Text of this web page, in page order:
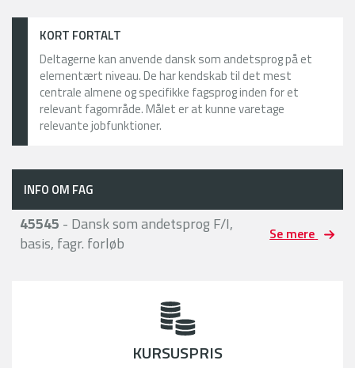
KORT FORTALT
Deltagerne kan anvende dansk som andetsprog på et
elementært niveau. De har kendskab til det mest
centrale almene og specifikke fagsprog inden for et
relevant fagområde. Målet er at kunne varetage
relevante jobfunktioner.
INFO OM FAG
45545 - Dansk som andetsprog F/I,
basis, fagr. forløb
Se mere
KURSUSPRIS